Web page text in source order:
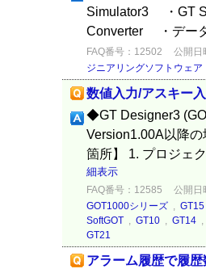
Simulator3 ・GT
Converter ・デー
FAQ番号：12502
公開日
ジニアリングソフトウェア
数値入力/アスキー
◆GT Designer3
Version1.00A以降
箇所】 1. プロジェ
細表示
FAQ番号：12585
公開日
GOT1000シリーズ , GT15
SoftGOT , GT10 , GT14
GT21
アラーム履歴で履